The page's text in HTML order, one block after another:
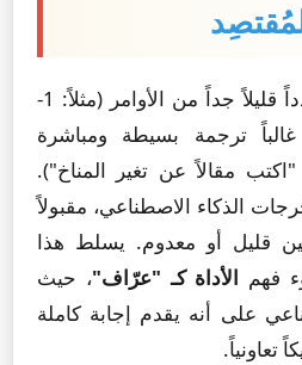
استخدم هذا الطالب عدداً قليلاً جداً من الأوامر (مثلاً: 1-
غالباً ترجمة بسيطة ومباشرة
مقالاً عن تغير المناخ").
الذكاء الاصطناعي، مقبولاً
قليل أو معدوم. يسلط هذا
فهم الأداة كـ "عرّاف"، حيث
على أنه يقدم إجابة كاملة
تعاونياً.